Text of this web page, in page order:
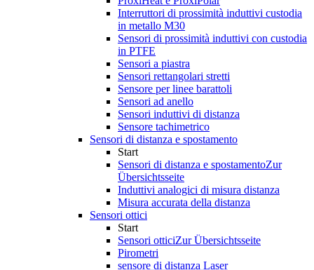
Interruttori di prossimità induttivi custodia
in metallo M30
Sensori di prossimità induttivi con custodia
in PTFE
Sensori a piastra
Sensori rettangolari stretti
Sensore per linee barattoli
Sensori ad anello
Sensori induttivi di distanza
Sensore tachimetrico
Sensori di distanza e spostamento
Start
Sensori di distanza e spostamentoZur
Übersichtsseite
Induttivi analogici di misura distanza
Misura accurata della distanza
Sensori ottici
Start
Sensori otticiZur Übersichtsseite
Pirometri
sensore di distanza Laser